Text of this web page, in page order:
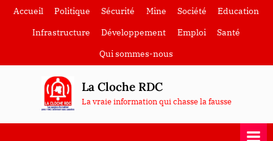
SkipAccueil Politique Sécurité Mine Société
Education
Infrastructure
Développement Emploi
Santé
Qui sommes-nous
La Cloche RDC
La vraie information qui chasse la fausse